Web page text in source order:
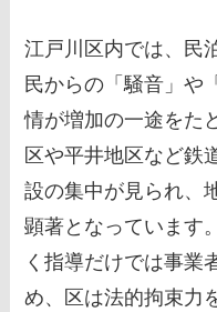
江戸川区内では、民
民からの「騒音」や
情が増加の一途をた
区や平井地区など鉄
設の集中が見られ、
顕著となっています
く指導だけでは事業
め、区は法的拘束力